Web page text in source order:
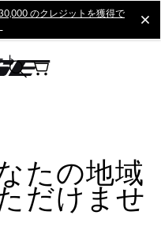
のクレジットを獲得で
ト
たの地域
だけませ